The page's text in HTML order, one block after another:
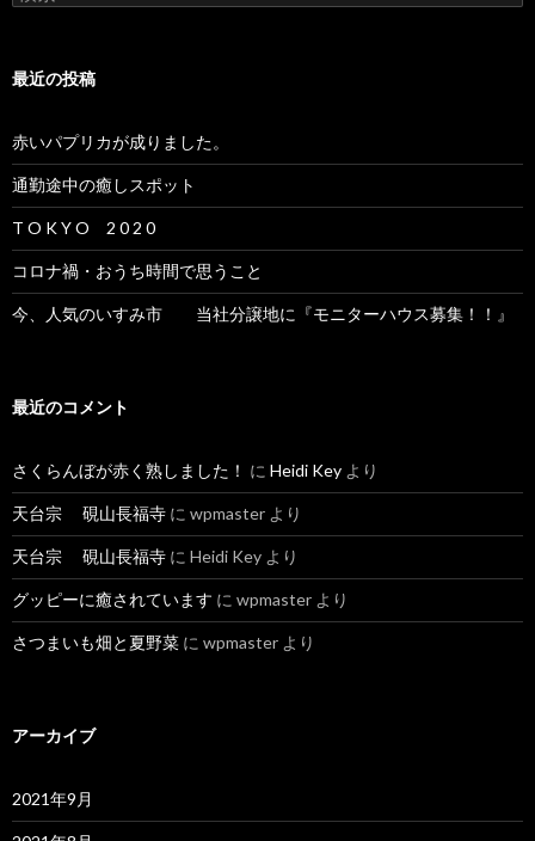
索:
最近の投稿
赤いパプリカが成りました。
通勤途中の癒しスポット
T O K Y O 2 0 2 0
コロナ禍・おうち時間で思うこと
今、人気のいすみ市 当社分譲地に『モニターハウス募集！！』
最近のコメント
さくらんぼが赤く熟しました！ に Heidi Key より
天台宗 硯山長福寺 に wpmaster より
天台宗 硯山長福寺 に Heidi Key より
グッピーに癒されています に wpmaster より
さつまいも畑と夏野菜 に wpmaster より
アーカイブ
2021年9月